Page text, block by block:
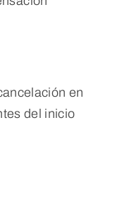
en
del inicio